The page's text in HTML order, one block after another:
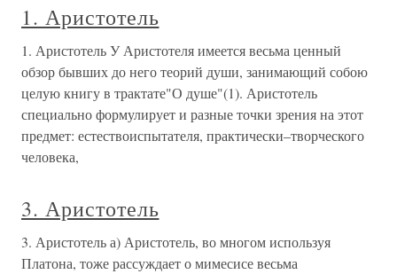
1. Аристотель
1. Аристотель У Аристотеля имеется весьма ценный
обзор бывших до него теорий души, занимающий собою
целую книгу в трактате"О душе"(1). Аристотель
специально формулирует и разные точки зрения на этот
предмет: естествоиспытателя, практически–творческого
человека,
3. Аристотель
3. Аристотель а) Аристотель, во многом используя
Платона, тоже рассуждает о мимесисе весьма